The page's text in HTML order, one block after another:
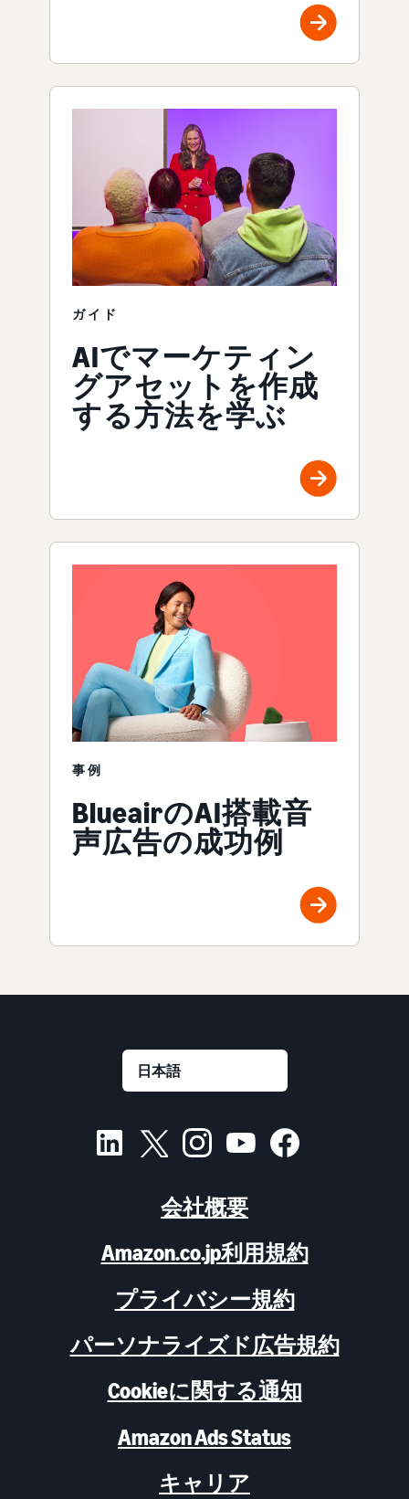
ガイド
AIでマーケティン
グアセットを作成
する方法を学ぶ
事例
BlueairのAI搭載音
声広告の成功例
会社概要
Amazon.co.jp利用規約
プライバシー規約
パーソナライズド広告規約
Cookieに関する通知
Amazon Ads Status
キャリア